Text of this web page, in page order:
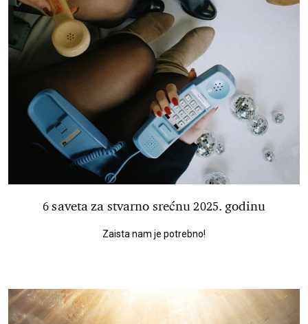
6 saveta za stvarno srećnu 2025. godinu
Zaista nam je potrebno!